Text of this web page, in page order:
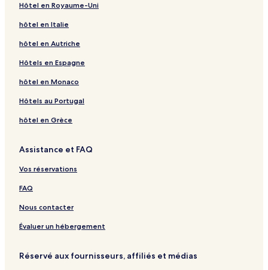
Hôtel en Royaume-Uni
hôtel en Italie
hôtel en Autriche
Hôtels en Espagne
hôtel en Monaco
Hôtels au Portugal
hôtel en Grèce
Assistance et FAQ
Vos réservations
FAQ
Nous contacter
Évaluer un hébergement
Réservé aux fournisseurs, affiliés et médias